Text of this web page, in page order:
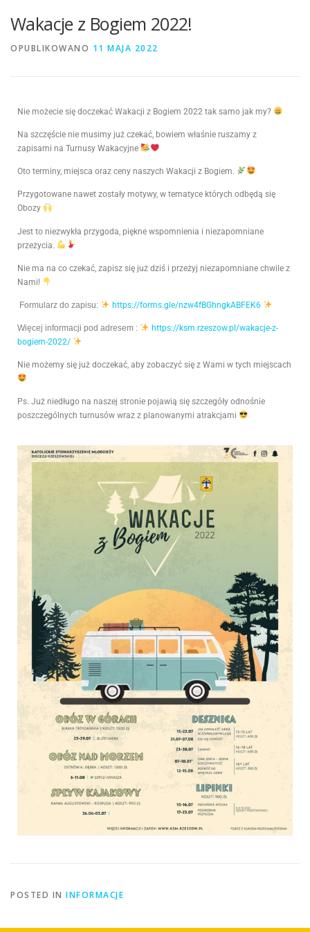
Wakacje z Bogiem 2022!
OPUBLIKOWANO 11 MAJA 2022
Nie możecie się doczekać Wakacji z Bogiem 2022 tak samo jak my?
Na szczęście nie musimy już czekać, bowiem właśnie ruszamy z
zapisami na Turnusy Wakacyjne
Oto terminy, miejsca oraz ceny naszych Wakacji z Bogiem.
Przygotowane nawet zostały motywy, w tematyce których odbędą się
Obozy
Jest to niezwykła przygoda, piękne wspomnienia i niezapomniane
przeżycia.
Nie ma na co czekać, zapisz się już dziś i przeżyj niezapomniane chwile z
Nami!
Formularz do zapisu: https://forms.gle/nzw4fBGhngkABFEK6
Więcej informacji pod adresem :
https://ksm.rzeszow.pl/wakacje-z-
bogiem-2022/
Nie możemy się już doczekać, aby zobaczyć się z Wami w tych miejscach
Ps. Już niedługo na naszej stronie pojawią się szczegóły odnośnie
poszczególnych turnusów wraz z planowanymi atrakcjami
POSTED IN INFORMACJE